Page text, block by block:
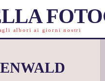
albori ai giorni nostri